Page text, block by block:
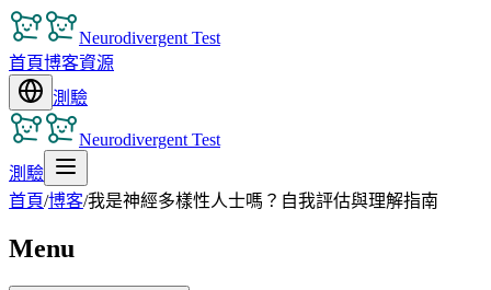
Neurodivergent Test
首頁博客資源
測驗
Neurodivergent Test
測驗
首頁/博客/我是神經多樣性人士嗎？自我評估與理解指南
Menu